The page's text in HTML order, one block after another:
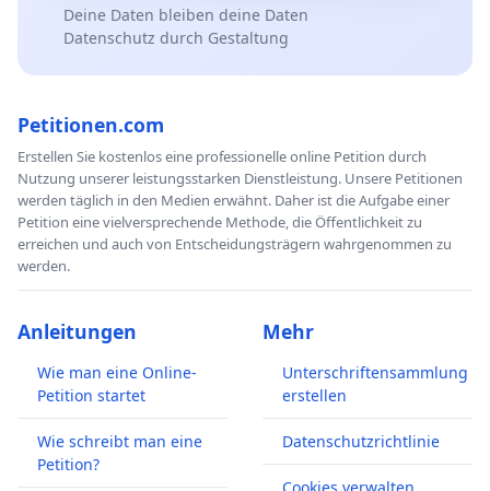
Deine Daten bleiben deine Daten
Datenschutz durch Gestaltung
Petitionen.com
Erstellen Sie kostenlos eine professionelle online Petition durch
Nutzung unserer leistungsstarken Dienstleistung. Unsere Petitionen
werden täglich in den Medien erwähnt. Daher ist die Aufgabe einer
Petition eine vielversprechende Methode, die Öffentlichkeit zu
erreichen und auch von Entscheidungsträgern wahrgenommen zu
werden.
Anleitungen
Wie man eine Online-
Petition startet
Wie schreibt man eine
Petition?
Mehr
Unterschriftensammlung
erstellen
Datenschutzrichtlinie